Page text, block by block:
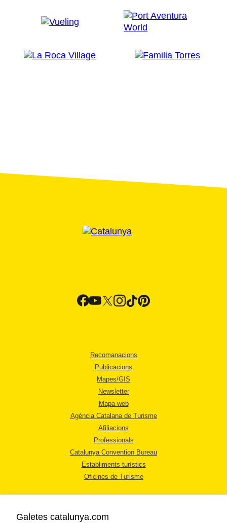
Recomanacions
Publicacions
Mapes/GIS
Newsletter
Mapa web
Agència Catalana de Turisme
Afiliacions
Professionals
Catalunya Convention Bureau
Establiments turístics
Oficines de Turisme
Galetes catalunya.com